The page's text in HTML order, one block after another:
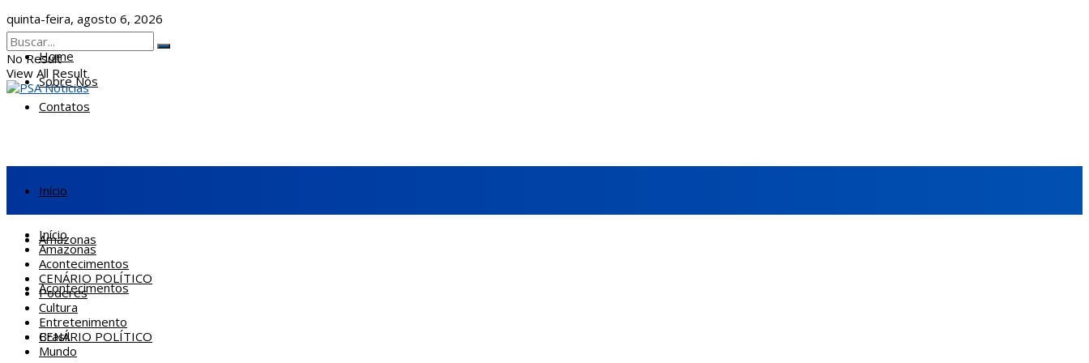
quinta-feira, agosto 6, 2026
Home
Sobre Nós
Contatos
No Result
View All Result
Início
Amazonas
Acontecimentos
CENÁRIO POLÍTICO
Início
Amazonas
Acontecimentos
CENÁRIO POLÍTICO
Poderes
Cultura
Entretenimento
Brasil
Mundo